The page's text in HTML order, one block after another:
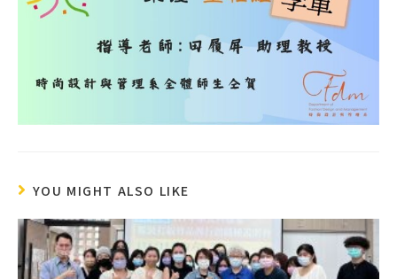
YOU MIGHT ALSO LIKE